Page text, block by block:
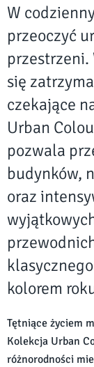
W
przeoczyć
się
czekające
Urban
pozwala
budynków,
oraz
kolorem
Tętniące życiem
Kolekcja Urban
różnorodności